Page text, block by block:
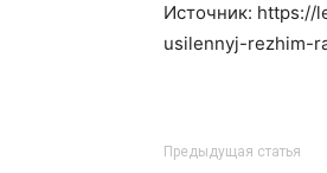
Источник:
usilennyj-rezhim-
Предыдущая статья